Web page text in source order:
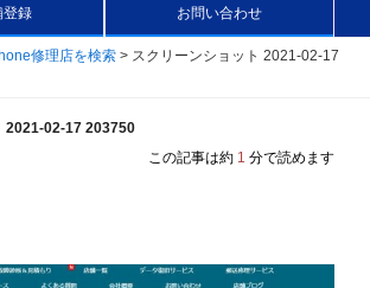
登録 お問い合わせ
修理店を検索 > スクリーンショット 2021-02-17
2021-02-17 203750
この記事は約 1 分で読めます